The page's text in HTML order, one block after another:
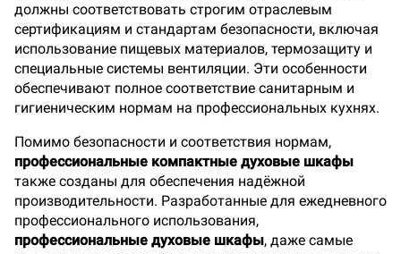
должны соответствовать строгим отраслевым
сертификациям и стандартам безопасности, включая
использование пищевых материалов, термозащиту и
специальные системы вентиляции. Эти особенности
обеспечивают полное соответствие санитарным и
гигиеническим нормам на профессиональных кухнях.
Помимо безопасности и соответствия нормам,
профессиональные компактные духовые шкафы
также созданы для обеспечения надёжной
производительности. Разработанные для ежедневного
профессионального использования,
профессиональные духовые шкафы, даже самые